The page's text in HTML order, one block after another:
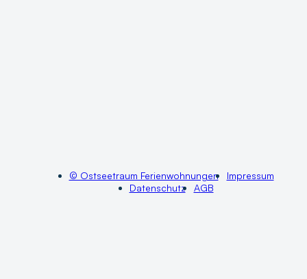
© Ostseetraum Ferienwohnungen
Impressum
Datenschutz
AGB